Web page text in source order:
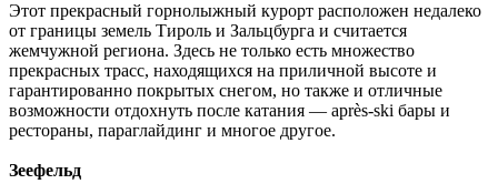
Этот прекрасный горнолыжный курорт расположен недалеко
от границы земель Тироль и Зальцбурга и считается
жемчужной региона. Здесь не только есть множество
прекрасных трасс, находящихся на приличной высоте и
гарантированно покрытых снегом, но также и отличные
возможности отдохнуть после катания — après-ski бары и
рестораны, параглайдинг и многое другое.
Зеефельд